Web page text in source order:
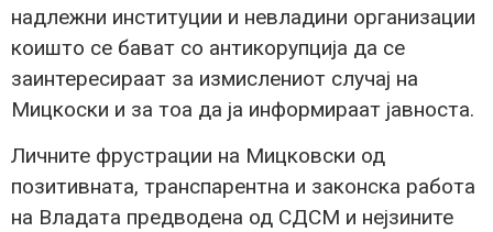
надлежни институции и невладини организации
коишто се бават со антикорупција да се
заинтересираат за измислениот случај на
Мицкоски и за тоа да ја информираат јавноста.
Личните фрустрации на Мицковски од
позитивната, транспарентна и законска работа
на Владата предводена од СДСМ и нејзините